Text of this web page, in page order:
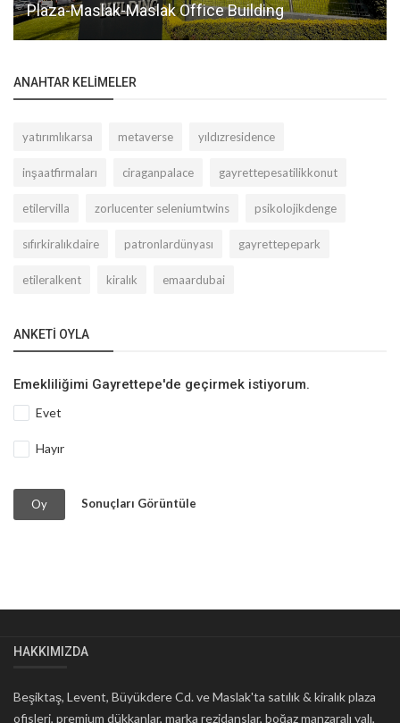
Plaza-Maslak-Maslak Office Building
ANAHTAR KELIMELER
yatırımlıkarsa metaverse yıldızresidence
inşaatfirmaları ciraganpalace gayrettepesatilikkonut
etilervilla zorlucenter seleniumtwins psikolojikdenge
sıfırkiralıkdaire patronlardünyası gayrettepepark
etileralkent kiralık emaardubai
ANKETI OYLA
Emekliliğimi Gayrettepe'de geçirmek istiyorum.
Evet
Hayır
Oy Sonuçları Görüntüle
HAKKIMIZDA
Beşiktaş, Levent, Büyükdere Cd. ve Maslak'ta satılık & kiralık plaza
ofisleri, premium dükkanlar, marka rezidanslar, boğaz manzaralı yalı,